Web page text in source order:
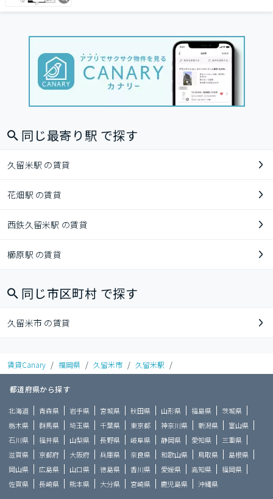
同じ最寄り駅 で探す
久留米駅 の賃貸
花畑駅 の賃貸
西鉄久留米駅 の賃貸
櫛原駅 の賃貸
同じ市区町村 で探す
久留米市 の賃貸
賃貸Canary / 福岡県 / 久留米市 / 久留米駅 /
都道府県から探す
北海道 青森県 岩手県 宮城県 秋田県 山形県 福島県
茨城県
栃木県
群馬県 埼玉県 千葉県 東京都 神奈川県 新潟県
富山県
石川県
福井県 山梨県 長野県 岐阜県 静岡県 愛知県
三重県
滋賀県
京都府 大阪府 兵庫県 奈良県 和歌山県 鳥取県
島根県
岡山県
広島県 山口県 徳島県 香川県 愛媛県 高知県
福岡県
佐賀県
長崎県 熊本県 大分県 宮崎県 鹿児島県 沖縄県